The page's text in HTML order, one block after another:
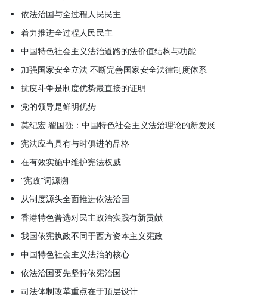
依法治国与全过程人民民主
着力推进全过程人民民主
中国特色社会主义法治道路的法价值结构与功能
加强国家安全立法 不断完善国家安全法律制度体系
抗疫斗争是制度优势最直接的证明
党的领导是鲜明优势
莫纪宏 翟国强：中国特色社会主义法治理论的新发展
宪法应当具有与时俱进的品格
在有效实施中维护宪法权威
“宪政”词源溯
从制度源头全面推进依法治国
香港特色普选对民主政治实践有新贡献
我国依宪执政不同于西方资本主义宪政
中国特色社会主义法治的核心
依法治国要先坚持依宪治国
司法体制改革重点在于顶层设计